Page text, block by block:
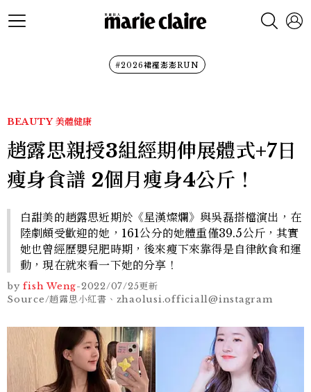
#2026裙襬澎澎RUN
BEAUTY 美體健康
趙露思親授3組經期伸展體式+7日
瘦身食譜 2個月瘦身4公斤！
白甜美的趙露思近期於《星漢燦爛》與吳磊搭檔演出，在
陸劇頗受歡迎的她，161公分的她體重僅39.5公斤，其實
她也曾經歷嬰兒肥時期，後來瘦下來靠得是自律飲食和運
動，現在就來看一下她的分享！
by fish Weng-2022/07/25更新
Source/趙露思小紅書、zhaolusi.officiall@instagram